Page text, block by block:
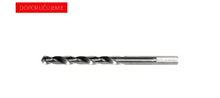
DOPORUČUJEME